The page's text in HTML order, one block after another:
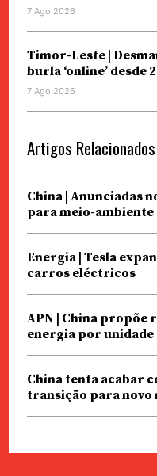
7 Ago 2026
Timor-Leste |
burla ‘online’ desde
7 Ago 2026
Artigos Relacionados
China | Anunciadas
para meio-ambiente
Energia | Tesla
carros eléctricos
APN | China propõe
energia por unidade
China tenta acabar
transição para novo